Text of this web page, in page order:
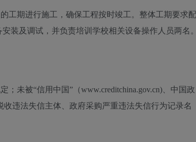
工期进行施工，确保工程按时竣工。整体工期要求配
装及调试，并负责培训学校相关设备操作人员两名。
未被“信用中国”（www.creditchina.gov.cn)、中国政
收违法失信主体、政府采购严重违法失信行为记录名